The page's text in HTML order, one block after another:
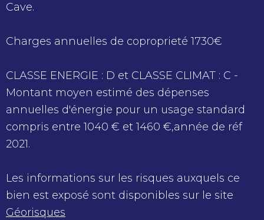
Cave.
Charges annuelles de coproprieté 1730€
CLASSE ENERGIE : D et CLASSE CLIMAT : C -
Montant moyen estimé des dépenses
annuelles d'énergie pour un usage standard
compris entre 1040 € et 1460 €,année de réf
2021.
Les informations sur les risques auxquels ce
bien est exposé sont disponibles sur le site
Géorisques